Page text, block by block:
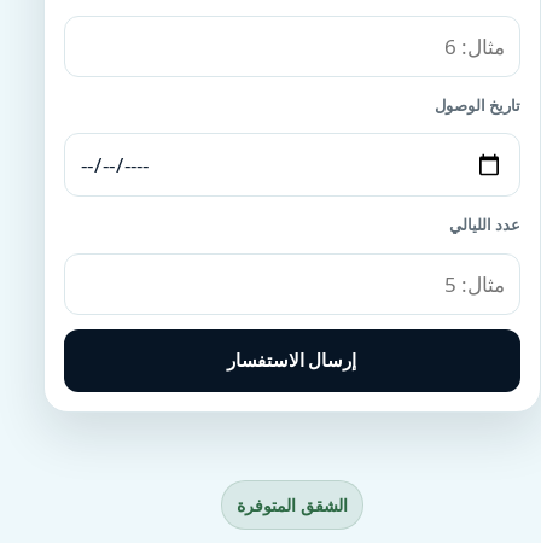
تاريخ الوصول
عدد الليالي
إرسال الاستفسار
الشقق المتوفرة